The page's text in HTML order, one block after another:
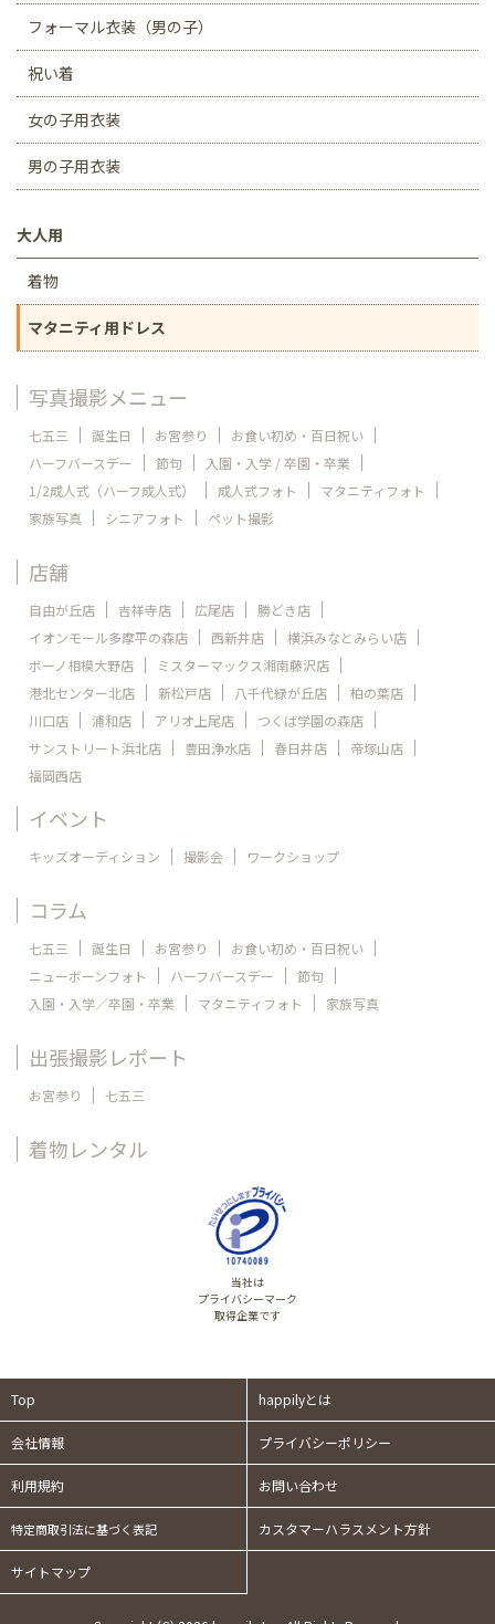
フォーマル衣装（男の子）
祝い着
女の子用衣装
男の子用衣装
大人用
着物
マタニティ用ドレス
写真撮影メニュー
七五三 誕生日 お宮参り
お食い初め・百日祝い
ハーフバースデー
節句
入園・入学 / 卒園・卒業
1/2成人式（ハーフ成人式）
成人式フォト
マタニティフォト
家族写真
シニアフォト ペット撮影
店舗
自由が丘店 吉祥寺店 広尾店
勝どき店
イオンモール多摩平の森店
西新井店
横浜みなとみらい店
ボーノ相模大野店
ミスターマックス湘南藤沢店
港北センター北店
新松戸店 八千代緑が丘店
柏の葉店
川口店
浦和店 アリオ上尾店
つくば学園の森店
サンストリート浜北店
豊田浄水店 春日井店
帝塚山店
福岡西店
イベント
キッズオーディション 撮影会 ワークショップ
コラム
七五三 誕生日 お宮参り
お食い初め・百日祝い
ニューボーンフォト
ハーフバースデー
節句
入園・入学／卒園・卒業
マタニティフォト 家族写真
出張撮影レポート
お宮参り 七五三
着物レンタル
当社は
プライバシーマーク
取得企業です
Top happilyとは
会社情報 プライバシーポリシー
利用規約 お問い合わせ
特定商取引法に基づく表記 カスタマーハラスメント方針
サイトマップ